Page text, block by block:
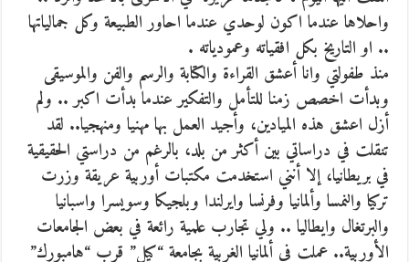
واحلاها عندما اكون لوحدي عندما احاور الطبيعة وكل جمالياتها
.. او التاريخ بكل افقياته وعمودياته .
منذ طفولتي وانا أعشق القراءة والكتابة والرسم والفن والموسيقى
وبدأت اخصص زمنا للتأمل والتفكير عندما بدأت اكبر .. ولم
أزل اعشق هذه الميادين، وأجيد العمل بها مهنيا ومنهجيا.. لقد
تنقلت في دراساتي بين أكثر من بلد، بالرغم من دراستي الحقيقية
في بريطانيا، إلا أنني استخدمت مكتبات أوربية عريقة وزرت
تركيا والنمسا وألمانيا وفرنسا وايرلندا وبلجيكا وسويسرا واسبانيا
والبرتغال وايطاليا .. ولي تجارب علمية رائعة في بعض الجامعات
الأوربية.. عملت في ألمانيا الغربية بجامعة “كيل” قرب “هامبورك”